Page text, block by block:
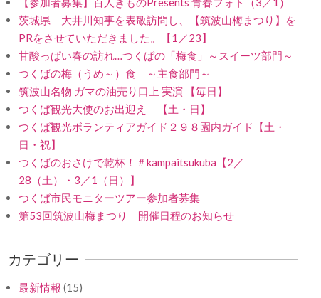
茨城県 大井川知事を表敬訪問し、【筑波山梅まつり】を
PRをさせていただきました。【1／23】
甘酸っぱい春の訪れ…つくばの「梅食」～スイーツ部門～
つくばの梅（うめ～）食 ～主食部門～
筑波山名物 ガマの油売り口上 実演 【毎日】
つくば観光大使のお出迎え 【土・日】
つくば観光ボランティアガイド２９８園内ガイド【土・
日・祝】
つくばのおさけで乾杯！＃kampaitsukuba【2／
28（土）・3／1（日）】
つくば市民モニターツアー参加者募集
第53回筑波山梅まつり 開催日程のお知らせ
カテゴリー
最新情報 (15)